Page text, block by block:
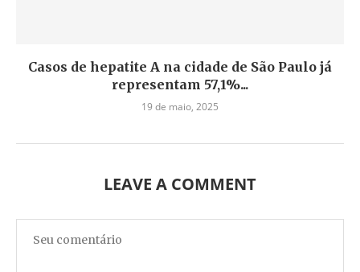
Casos de hepatite A na cidade de São Paulo já
representam 57,1%...
19 de maio, 2025
LEAVE A COMMENT